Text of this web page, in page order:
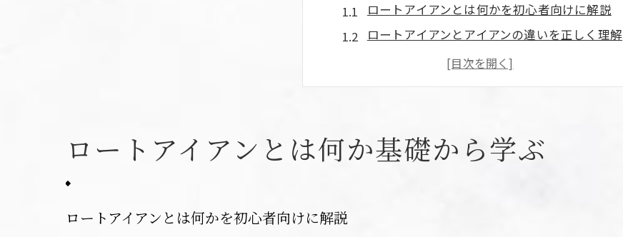
ロートアイアンとは何かを初心者向けに解説
ロートアイアンとアイアンの違いを正しく理解
ロートアイアンの原材料と製造工程の基本
ロートアイアンが注目される理由と特徴
ロートアイアン入門で押さえるべき基礎知識
門扉や手すりに映えるロートアイアンの特徴
ロートアイアンとは何か基礎から学ぶ
ロートアイアンとは何かを初心者向けに解説